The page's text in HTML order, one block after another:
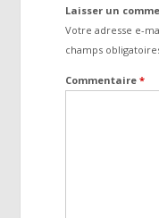
Laisser un
Votre adresse e-
champs
Commentaire*